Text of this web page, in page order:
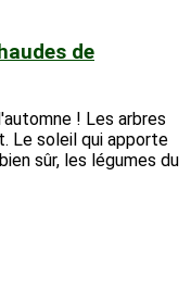
de
! Les arbres
Le soleil qui apporte
sûr, les légumes du